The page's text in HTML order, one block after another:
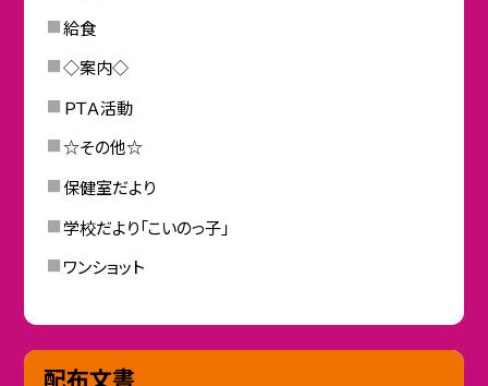
給食
◇案内◇
ＰＴＡ活動
☆その他☆
保健室だより
学校だより「こいのっ子」
ワンショット
配布文書